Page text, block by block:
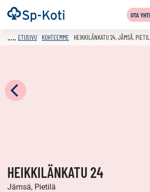
Siirry
sisältöön
Etusivu OTA
ETUSIVU KOHTEEMME HEIKKILÄNKATU 24, JÄMSÄ,
HEIKKILÄNKATU 24
Jämsä, Pietilä